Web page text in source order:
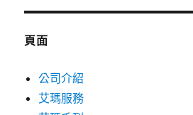
鍵
頁面
公司介紹
艾瑪服務